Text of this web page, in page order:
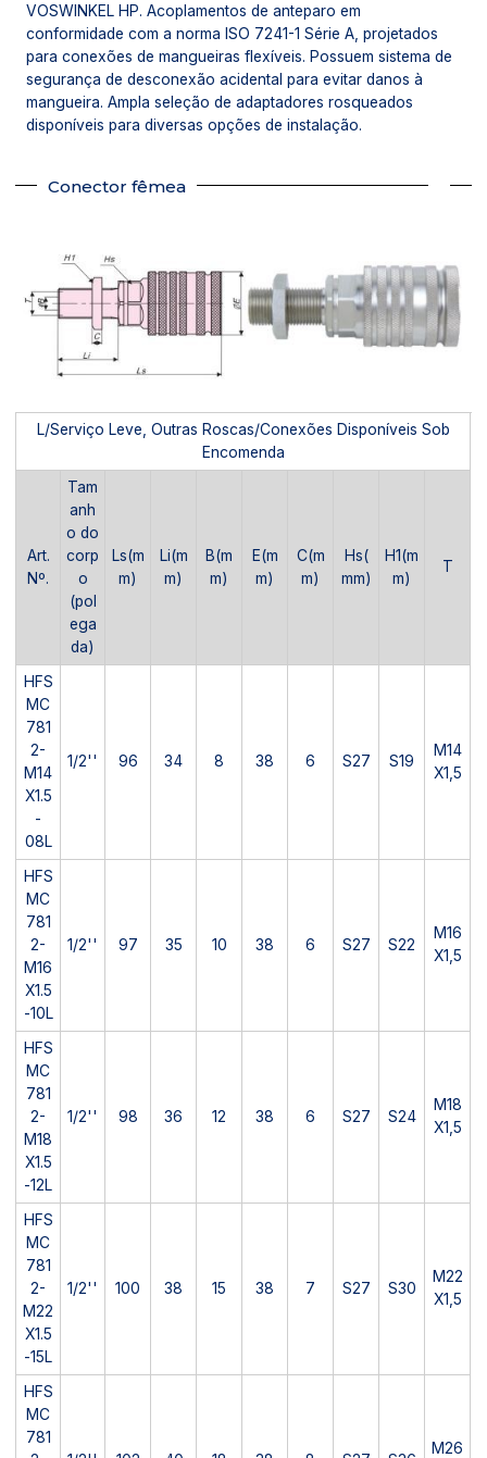
VOSWINKEL HP. Acoplamentos de anteparo em
conformidade com a norma ISO 7241-1 Série A, projetados
para conexões de mangueiras flexíveis. Possuem sistema de
segurança de desconexão acidental para evitar danos à
mangueira. Ampla seleção de adaptadores rosqueados
disponíveis para diversas opções de instalação.
Conector fêmea
L/Serviço Leve, Outras Roscas/Conexões Disponíveis Sob
Encomenda
Art.
Nº.
Tam
anh
o do
corp
o
(pol
ega
da)
Ls(m
m)
Li(m
m)
B(m
m)
E(m
m)
C(m
m)
Hs(
mm)
H1(m
m)
T
HFS
MC
781
2-
M14
X1.5
-
08L
1/2'' 96 34 8 38 6 S27 S19
M14
X1,5
HFS
MC
781
2-
M16
X1.5
-10L
1/2'' 97 35 10 38 6 S27 S22
M16
X1,5
HFS
MC
781
2-
M18
X1.5
-12L
1/2'' 98 36 12 38 6 S27 S24
M18
X1,5
HFS
MC
781
2-
M22
X1.5
-15L
1/2'' 100 38 15 38 7 S27 S30
M22
X1,5
HFS
MC
781
M26